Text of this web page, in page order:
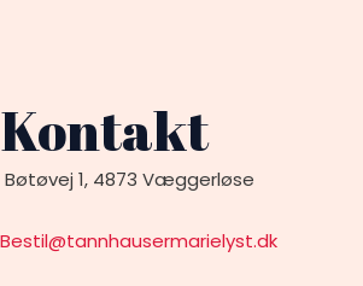
Kontakt
Bøtøvej 1, 4873 Væggerløse
Bestil@tannhausermarielyst.dk